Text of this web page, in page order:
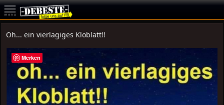
Oh... ein vierlagiges Kloblatt!!
Merken